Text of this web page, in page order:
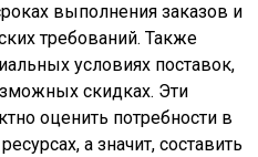
выполнения заказов и
требований. Также
условиях поставок,
скидках. Эти
оценить потребности в
а значит, составить